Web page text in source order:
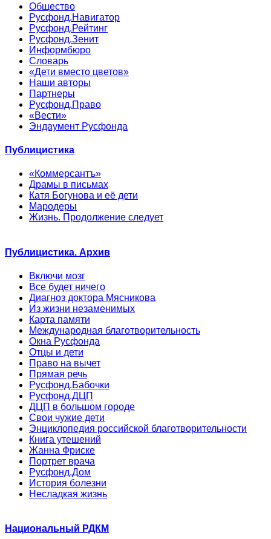
Общество
Русфонд.Навигатор
Русфонд.Рейтинг
Русфонд.Зенит
Информбюро
Словарь
«Дети вместо цветов»
Наши авторы
Партнеры
Русфонд.Право
«Вести»
Эндаумент Русфонда
Публицистика
«Коммерсантъ»
Драмы в письмах
Катя Богунова и её дети
Мародеры
Жизнь. Продолжение следует
Публицистика. Архив
Включи мозг
Все будет ничего
Диагноз доктора Мясникова
Из жизни незаменимых
Карта памяти
Международная благотворительность
Окна Русфонда
Отцы и дети
Право на вычет
Прямая речь
Русфонд.Бабочки
Русфонд.ДЦП
ДЦП в большом городе
Свои чужие дети
Энциклопедия российской благотворительности
Книга утешений
Жанна Фриске
Портрет врача
Русфонд.Дом
История болезни
Несладкая жизнь
Национальный РДКМ